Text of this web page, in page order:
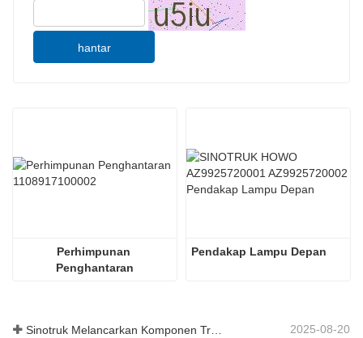
hantar
Perhimpunan
Penghantaran
Pendakap Lampu Depan
2025-08-20